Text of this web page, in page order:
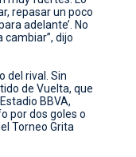
repasar un poco
adelante’. No
cambiar”, dijo
del rival. Sin
de Vuelta, que
BBVA,
por dos goles o
Torneo Grita